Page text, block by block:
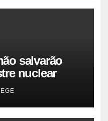
salvarão
nuclear